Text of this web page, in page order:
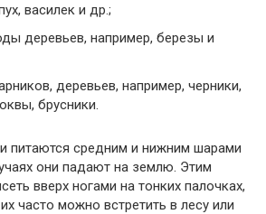
василек и др.;
деревьев, например, березы ​​и
деревьев, например, черники,
брусники.
питаются средним и нижним шарами
они падают на землю. Этим
вверх ногами на тонких палочках,
часто можно встретить в лесу или